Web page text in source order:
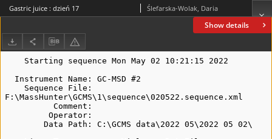
Show details
Gastric juice : dzień 17 Ślefarska-Wolak, Daria